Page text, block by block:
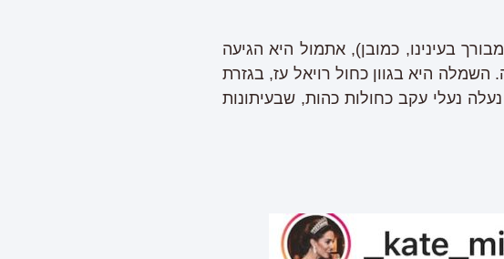
בעינינו, כמובן), אתמול היא הגיעה
היא בגוון כחול רויאל עז, בגזרת
נעלי עקב כחולות כהות, שבעיתונות